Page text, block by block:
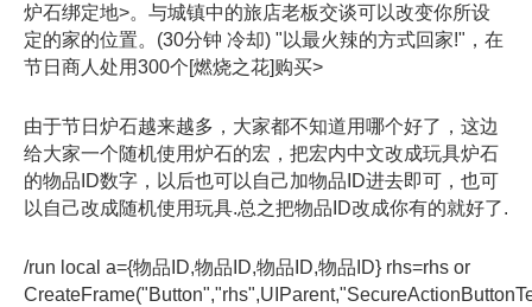
炉石绑定地>。与城镇中的旅店老板交谈可以改变你所设
定的家的位置。(30分钟 冷却) "以最火辣的方式回家!"，在
节日商人处用300个[燃烧之花]购买>
由于节日炉石越来越多，大家都不知道用哪个好了，这边
给大家一个随机使用炉石的宏，把宏内中文改成玩具炉石
的物品ID数字，以后也可以自己加物品ID进去即可，也可
以自己改成随机使用玩具.总之把物品ID改成你有的就好了.
/run local a={物品ID,物品ID,物品ID,物品ID} rhs=rhs or